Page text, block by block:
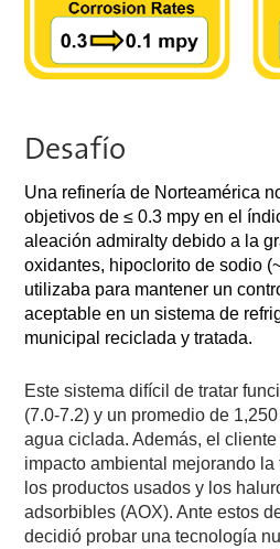
Desafío
Una refinería de Norteamérica
objetivos de ≤ 0.3 mpy en el
aleación admiralty debido a la
oxidantes, hipoclorito de sodio
utilizaba para mantener un
aceptable en un sistema de
municipal reciclada y tratada.
Este sistema difícil de tratar
(7.0-7.2) y un promedio de
agua ciclada. Además, el cliente
impacto ambiental mejorando
los productos usados y los
adsorbibles (AOX). Ante estos
decidió probar una tecnología